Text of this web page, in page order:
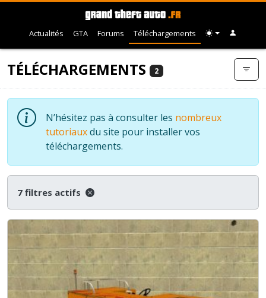
Actualités GTA Forums Téléchargements
TÉLÉCHARGEMENTS 2
N’hésitez pas à consulter les nombreux
tutoriauxdu site pour installer vos
téléchargements.
7 filtres actifs